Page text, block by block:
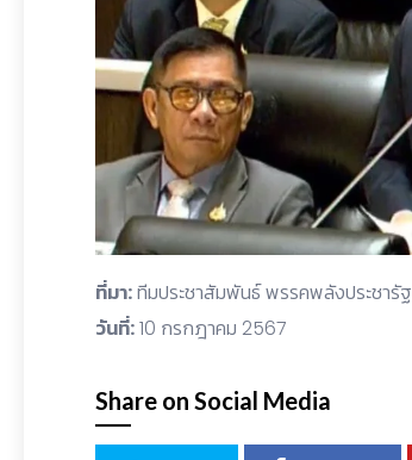
ที่มา:ทีมประชาสัมพันธ์ พรรคพลังประชารัฐ
วันที่:10 กรกฎาคม 2567
Share on Social Media